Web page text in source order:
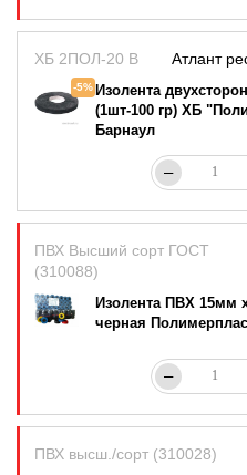
ХБ 2ПОЛ-20 B
-5%Изолента
(1шт-100 гр) ХБ
Барнаул
Атлант
–
ПВХ Высший сорт ГОСТ
(310088)
Изолента ПВХ 15мм
черная
–
ПВХ высш./сорт (310028)